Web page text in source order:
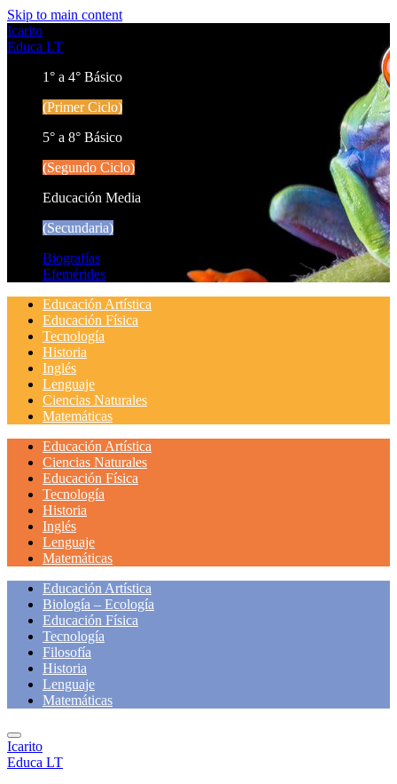
Skip to main content
Icarito
Educa LT
1° a 4° Básico
(Primer Ciclo)
5° a 8° Básico
(Segundo Ciclo)
Educación Media
(Secundaria)
Biografías
Efemérides
Educación Artística
Educación Física
Tecnología
Historia
Inglés
Lenguaje
Ciencias Naturales
Matemáticas
Educación Artística
Ciencias Naturales
Educación Física
Tecnología
Historia
Inglés
Lenguaje
Matemáticas
Educación Artística
Biología – Ecología
Educación Física
Tecnología
Filosofía
Historia
Lenguaje
Matemáticas
Icarito
Educa LT